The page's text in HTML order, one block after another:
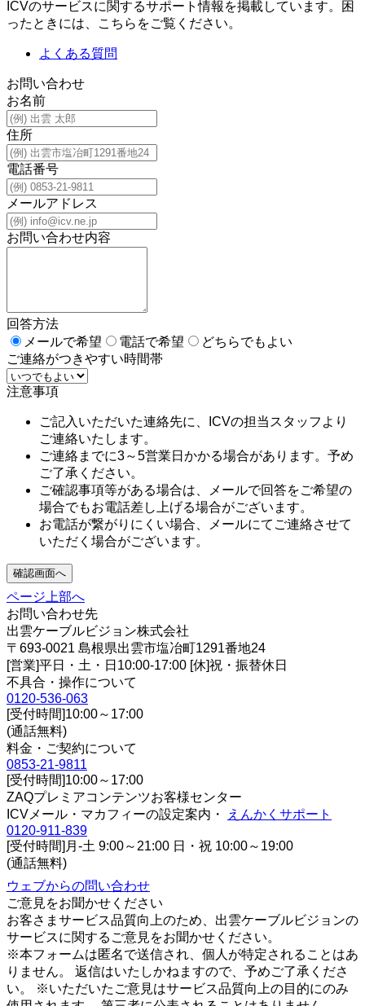
ICVのサービスに関するサポート情報を掲載しています。困
ったときには、こちらをご覧ください。
よくある質問
お問い合わせ
お名前
住所
電話番号
メールアドレス
お問い合わせ内容
回答方法
メールで希望
電話で希望
どちらでもよい
ご連絡がつきやすい時間帯
注意事項
ご記入いただいた連絡先に、ICVの担当スタッフより
ご連絡いたします。
ご連絡までに3～5営業日かかる場合があります。予め
ご了承ください。
ご確認事項等がある場合は、メールで回答をご希望の
場合でもお電話差し上げる場合がございます。
お電話が繋がりにくい場合、メールにてご連絡させて
いただく場合がございます。
確認画面へ
ページ上部へ
お問い合わせ先
出雲ケーブルビジョン株式会社
〒693-0021 島根県出雲市塩冶町1291番地24
[営業]平日・土・日10:00-17:00 [休]祝・振替休日
不具合・操作について
0120-536-063
[受付時間]10:00～17:00
(通話無料)
料金・ご契約について
0853-21-9811
[受付時間]10:00～17:00
ZAQプレミアコンテンツお客様センター
ICVメール・マカフィーの設定案内・
えんかくサポート
0120-911-839
[受付時間]月-土 9:00～21:00 日・祝 10:00～19:00
(通話無料)
ウェブからの問い合わせ
ご意見をお聞かせください
お客さまサービス品質向上のため、出雲ケーブルビジョンの
サービスに関するご意見をお聞かせください。
※本フォームは匿名で送信され、個人が特定されることはあ
りません。 返信はいたしかねますので、予めご了承くださ
い。 ※いただいたご意見はサービス品質向上の目的にのみ